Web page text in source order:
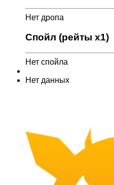
Нет дропа
Спойл (рейты x1)
Нет спойла
Нет данных